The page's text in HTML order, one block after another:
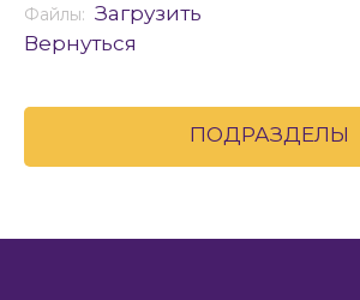
Файлы: Загрузить
Вернуться
ПОДРАЗДЕЛЫ